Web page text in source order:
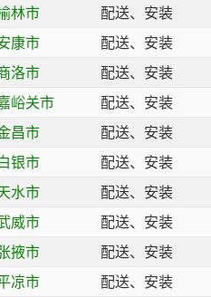
林市 配送、安装
康市 配送、安装
洛市 配送、安装
峪关市 配送、安装
昌市 配送、安装
银市 配送、安装
水市 配送、安装
威市 配送、安装
掖市 配送、安装
凉市 配送、安装